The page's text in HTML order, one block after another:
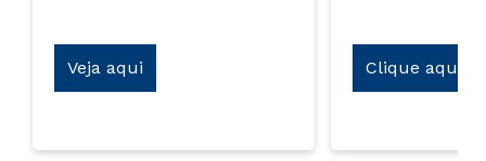
Veja aqui Clique aqui